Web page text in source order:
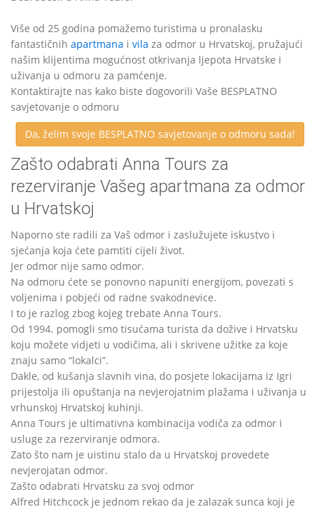
Više od 25 godina pomažemo turistima u pronalasku
fantastičnih apartmana i vila za odmor u Hrvatskoj, pružajući
našim klijentima mogućnost otkrivanja ljepota Hrvatske i
uživanja u odmoru za pamćenje.
Kontaktirajte nas kako biste dogovorili Vaše BESPLATNO
savjetovanje o odmoru
Da, želim svoje BESPLATNO savjetovanje o odmoru sada!
Zašto odabrati Anna Tours za
rezerviranje Vašeg apartmana za odmor
u Hrvatskoj
Naporno ste radili za Vaš odmor i zaslužujete iskustvo i
sjećanja koja ćete pamtiti cijeli život.
Jer odmor nije samo odmor.
Na odmoru ćete se ponovno napuniti energijom, povezati s
voljenima i pobjeći od radne svakodnevice.
I to je razlog zbog kojeg trebate Anna Tours.
Od 1994. pomogli smo tisućama turista da dožive i Hrvatsku
koju možete vidjeti u vodičima, ali i skrivene užitke za koje
znaju samo “lokalci”.
Dakle, od kušanja slavnih vina, do posjete lokacijama iz Igri
prijestolja ili opuštanja na nevjerojatnim plažama i uživanja u
vrhunskoj Hrvatskoj kuhinji.
Anna Tours je ultimativna kombinacija vodiča za odmor i
usluge za rezerviranje odmora.
Zato što nam je uistinu stalo da u Hrvatskoj provedete
nevjerojatan odmor.
Zašto odabrati Hrvatsku za svoj odmor
Alfred Hitchcock je jednom rekao da je zalazak sunca koji je